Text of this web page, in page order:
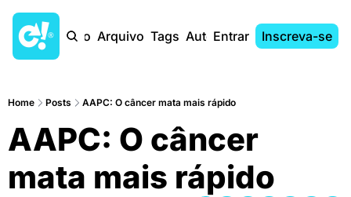
Início Arquivo Tags AutoresEntrar Inscreva-se
Home Posts AAPC: O câncer mata mais rápido
AAPC: O câncer
mata mais rápido